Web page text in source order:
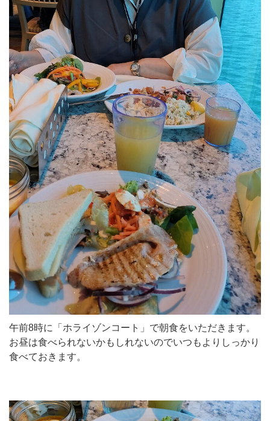
午前8時に「ホライゾンコート」で朝食をいただきます。
お昼は食べられないかもしれないのでいつもよりしっかり
食べておきます。